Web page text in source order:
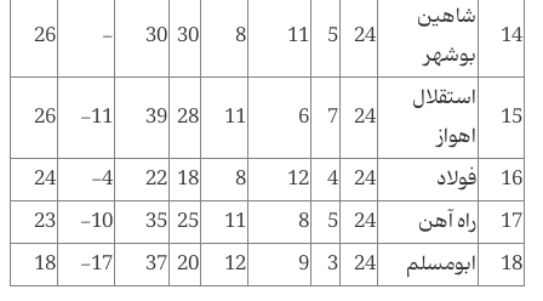
14
شاهین
بوشهر
24
5
11
8
30
30
-
26
15
استقلال
اهواز
24
7
6
11
28
39
11-
26
16
فولاد 24
4
12
8
18
22
4-
24
17
راه آهن 24
5
8
11
25
35
10-
23
18
ابومسلم 24
3
9
12
20
37
17-
18